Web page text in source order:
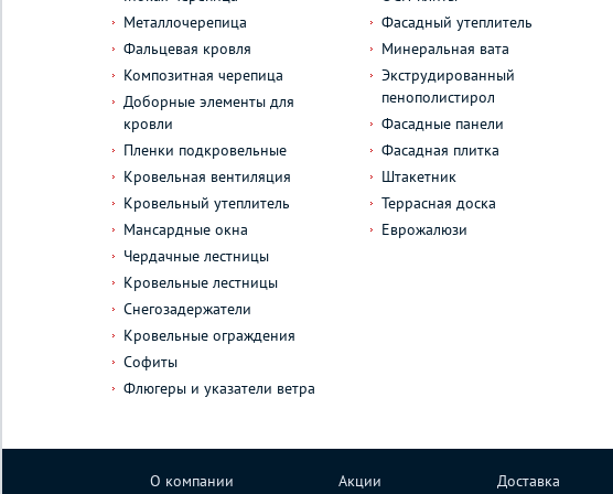
Металлочерепица
Фальцевая кровля
Композитная черепица
Доборные элементы для
кровли
Пленки подкровельные
Кровельная вентиляция
Кровельный утеплитель
Мансардные окна
Чердачные лестницы
Кровельные лестницы
Снегозадержатели
Кровельные ограждения
Софиты
Флюгеры и указатели ветра
Фасадный утеплитель
Минеральная вата
Экструдированный
пенополистирол
Фасадные панели
Фасадная плитка
Штакетник
Террасная доска
Еврожалюзи
О компании Акции Доставка